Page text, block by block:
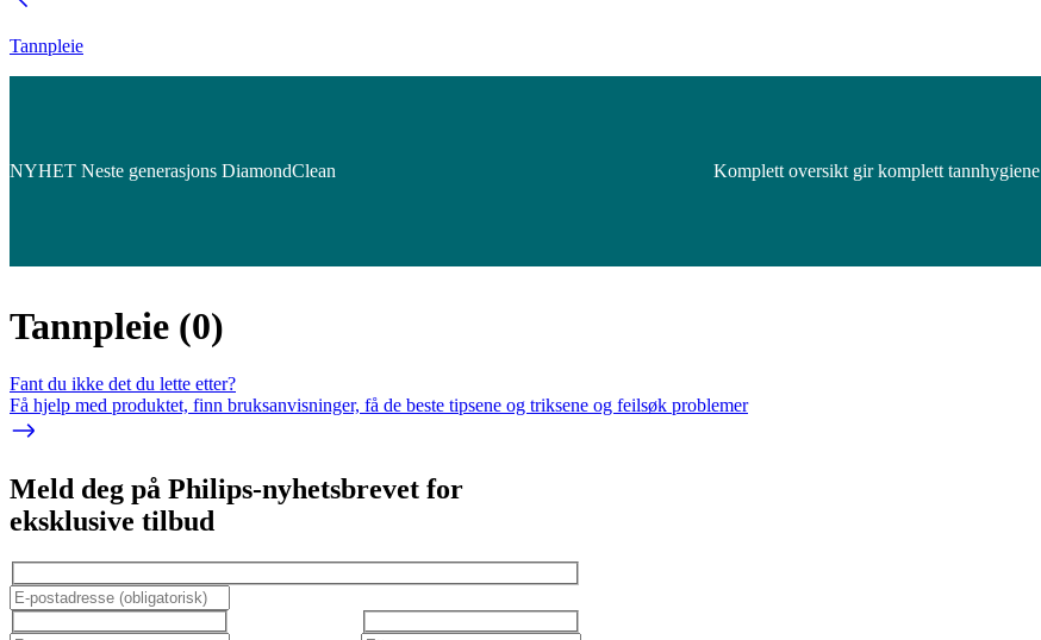
Tannpleie
NYHET Neste generasjons DiamondClean Komplett oversikt gir komplett tannhygiene
Tannpleie (0)
Fant du ikke det du lette etter?
Få hjelp med produktet, finn bruksanvisninger, få de beste tipsene og triksene og feilsøk problemer
Meld deg på Philips-nyhetsbrevet for
eksklusive tilbud